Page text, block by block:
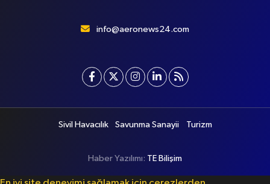
info@aeronews24.com
Sivil Havacılık Savunma Sanayii Turizm
Haber Yazılımı: TE Bilişim